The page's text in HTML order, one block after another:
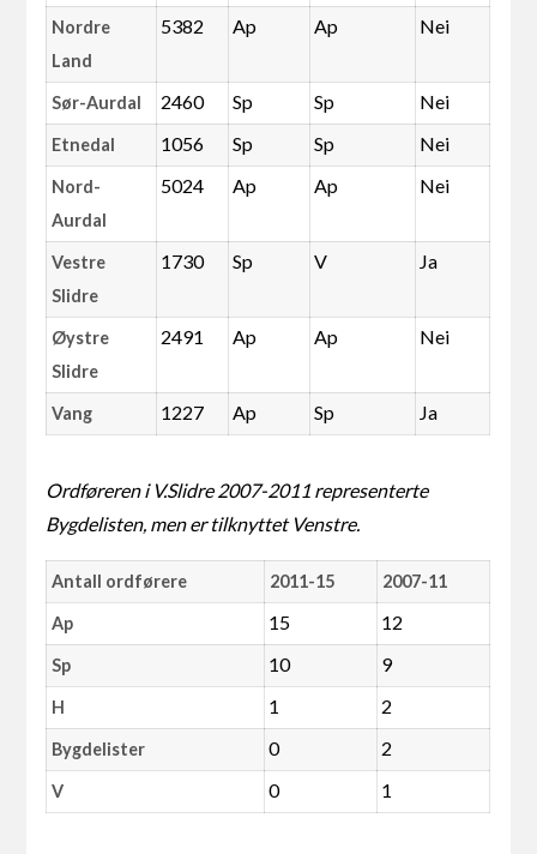
Nordre
Land
5382 Ap Ap Nei
Sør-Aurdal 2460 Sp Sp Nei
Etnedal 1056 Sp Sp Nei
Nord-
Aurdal
5024 Ap Ap Nei
Vestre
Slidre
1730 Sp V Ja
Øystre
Slidre
2491 Ap Ap Nei
Vang 1227 Ap Sp Ja
Ordføreren i V.Slidre 2007-2011 representerte
Bygdelisten, men er tilknyttet Venstre.
Antall ordførere 2011-15 2007-11
Ap 15 12
Sp 10 9
H 1 2
Bygdelister 0 2
V 0 1